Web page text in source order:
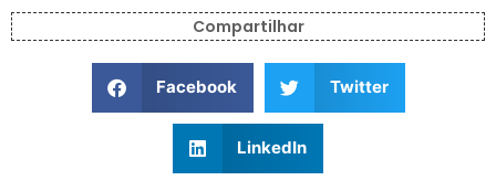
Compartilhar
Facebook Twitter
LinkedIn